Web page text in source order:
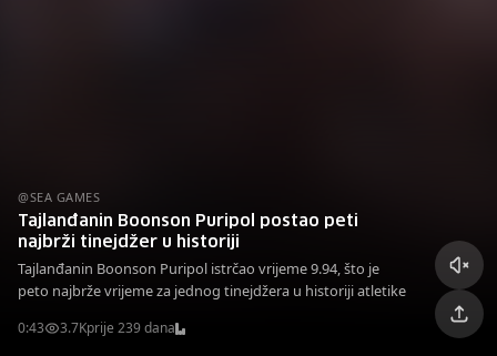
@SEA GAMES
Tajlanđanin Boonson Puripol postao peti
najbrži tinejdžer u historiji
Tajlanđanin Boonson Puripol istrčao vrijeme 9.94, što je
peto najbrže vrijeme za jednog tinejdžera u historiji atletike
0:43 3.7Kprije 239 dana